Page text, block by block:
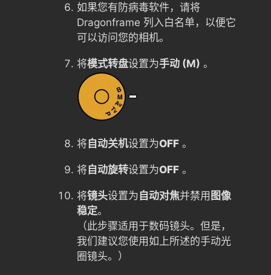
如果您有防病毒软件，请将
Dragonframe 列入白名单，以便它
可以访问您的相机。
将模式转盘设置为手动 (M) 。
将自动关机设置为OFF 。
将自动旋转设置为OFF 。
将镜头设置为自动对焦并禁用 图像
稳定。
（此步骤适用于数码镜头。但是，
我们建议您使用如上所述的手动光
圈镜头。）